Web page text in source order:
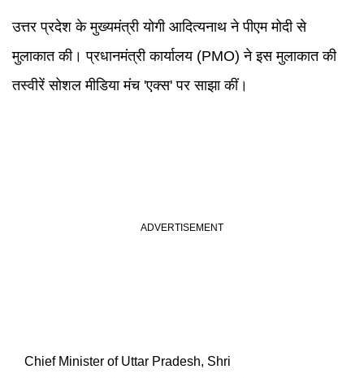
उत्तर प्रदेश के मुख्यमंत्री योगी आदित्यनाथ ने पीएम मोदी से
मुलाकात की। प्रधानमंत्री कार्यालय (PMO) ने इस मुलाकात की
तस्वीरें सोशल मीडिया मंच 'एक्स' पर साझा कीं।
Chief Minister of Uttar Pradesh, Shri